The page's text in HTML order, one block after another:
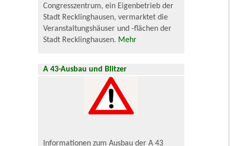
Congresszentrum, ein Eigenbetrieb der
Stadt Recklinghausen, vermarktet die
Veranstaltungshäuser und -flächen der
Stadt Recklinghausen. Mehr
A 43-Ausbau und Blitzer
Informationen zum Ausbau der A 43